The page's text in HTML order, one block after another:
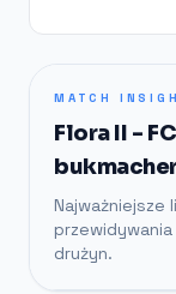
MATCH
Flora II -
Najważniejsze
drużyn.